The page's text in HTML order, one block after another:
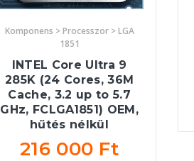
Komponens > Processzor > LGA
1851
INTEL Core Ultra 9
285K (24 Cores, 36M
Cache, 3.2 up to 5.7
GHz, FCLGA1851) OEM,
hűtés nélkül
216 000 Ft